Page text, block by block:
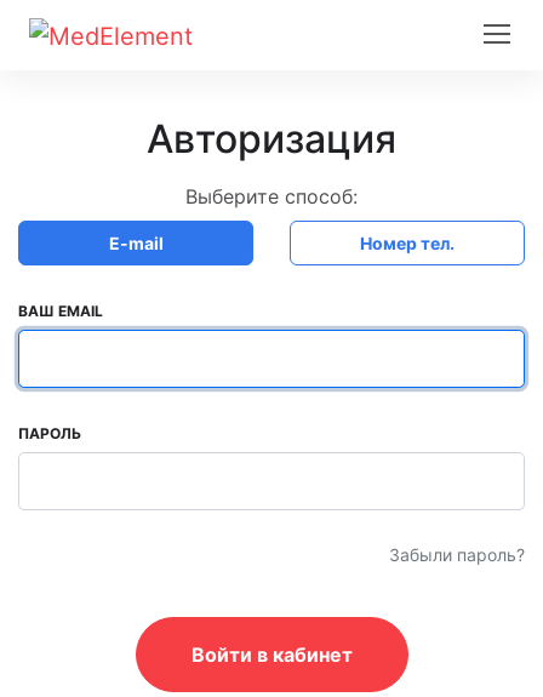
Авторизация
Выберите способ:
E-mail Номер тел.
ВАШ EMAIL
ПАРОЛЬ
Забыли пароль?
Войти в кабинет